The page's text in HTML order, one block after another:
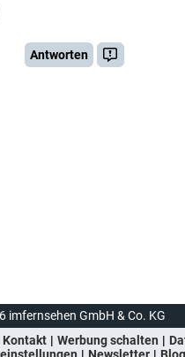
Antworten
imfernsehen GmbH & Co. KG
Kontakt Werbung schalten